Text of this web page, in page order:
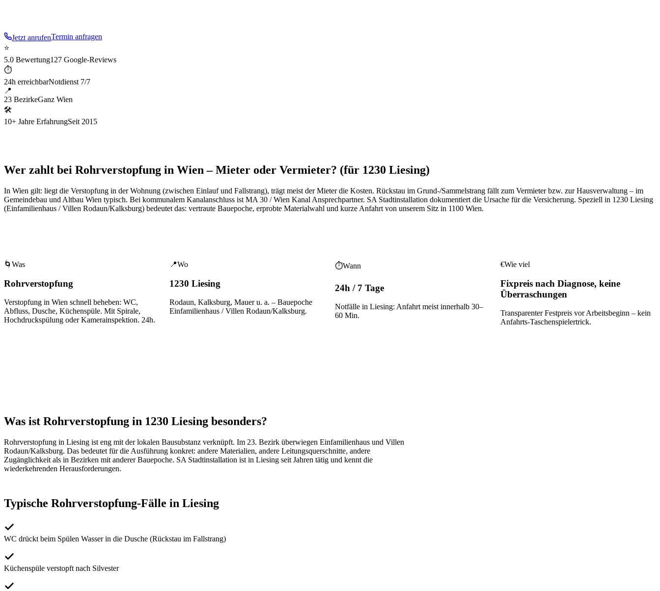
Jetzt anrufenTermin anfragen
⭐
5.0 Bewertung127 Google-Reviews
⏱
24h erreichbarNotdienst 7/7
📍
23 BezirkeGanz Wien
🛠
10+ Jahre ErfahrungSeit 2015
Wer zahlt bei Rohrverstopfung in Wien – Mieter oder Vermieter? (für 1230 Liesing)
In Wien gilt: liegt die Verstopfung in der Wohnung (zwischen Einlauf und Fallstrang), trägt meist der Mieter die Kosten. Rückstau im Grund-/Sammelstrang fällt zum Vermieter bzw. zur Hausverwaltung – im
Gemeindebau und Altbau Wien typisch. Bei kommunalem Kanalanschluss ist MA 30 / Wien Kanal Ansprechpartner. SA Stadtinstallation dokumentiert die Ursache für die Versicherung. Speziell in 1230 Liesing
(Einfamilienhaus / Villen Rodaun/Kalksburg) bedeutet das: vertraute Bauepoche, erprobte Materialwahl und kurze Anfahrt von unserem Sitz in 1100 Wien.
🌀 Was
Rohrverstopfung
Verstopfung in Wien schnell beheben: WC,
Abfluss, Dusche, Küchenspüle. Mit Spirale,
Hochdruckspülung oder Kamerainspektion. 24h.
📍Wo
1230 Liesing
Rodaun, Kalksburg, Maueru. a. – Bauepoche
Einfamilienhaus / Villen Rodaun/Kalksburg.
⏱Wann
24h / 7 Tage
Notfälle in Liesing: Anfahrt meist innerhalb 30–
60 Min.
€Wie viel
Fixpreis nach Diagnose, keine
Überraschungen
Transparenter Festpreis vor Arbeitsbeginn – kein
Anfahrts-Taschenspielertrick.
Was ist Rohrverstopfung in 1230 Liesing besonders?
Rohrverstopfung in Liesing ist eng mit der lokalen Bausubstanz verknüpft. Im 23. Bezirk überwiegen Einfamilienhaus und Villen
Rodaun/Kalksburg. Das bedeutet für die Ausführung konkret: andere Materialien, andere Leitungsquerschnitte, andere
Zugänglichkeit als in Bezirken mit anderer Bauepoche. SA Stadtinstallation ist in Liesing seit Jahren tätig und kennt die
wiederkehrenden Herausforderungen.
Typische Rohrverstopfung-Fälle in Liesing
WC drückt beim Spülen Wasser in die Dusche (Rückstau im Fallstrang)
Küchenspüle verstopft nach Silvester